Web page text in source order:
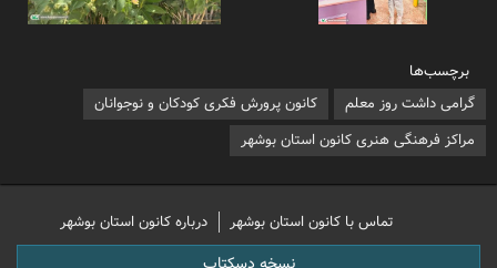
برچسب‌ها
گرامی داشت روز معلم
کانون پرورش فکری کودکان و نوجوانان
مراکز فرهنگی هنری کانون استان بوشهر
تماس با کانون استان بوشهر درباره کانون استان بوشهر